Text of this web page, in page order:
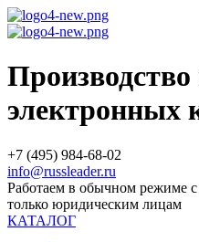
электронных
+7 (495) 984-68-02
info@russleader.ru
Работаем в обычном режиме
только юридическим лицам
КАТАЛОГ